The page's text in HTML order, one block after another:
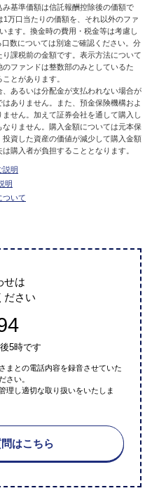
基準価額は信託報酬控除後の価額で
万口当たりの価額を、それ以外のファ
ます。換金時の費用・税金等は考慮し
数については別途ご確認ください。分
課税前の金額です。表示方法について
ファンドは整数部のみとしているた
とがあります。
あるいは分配金が支払われない場合が
ありません。また、預金保険機構およ
せん。加えて証券会社を通して購入し
りません。購入金額については元本保
資した資産の価値が減少して購入金額
購入者が負担することとなります。
説明
明
ついて
せは
ださい
5時です
まとの電話内容を録音させていた
さい。
理し適切な取り扱いをいたしま
はこちら